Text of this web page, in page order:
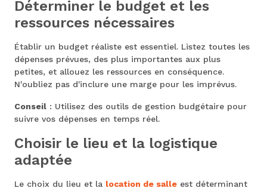
Déterminer le budget et les
ressources nécessaires
Établir un budget réaliste est essentiel. Listez toutes les
dépenses prévues, des plus importantes aux plus
petites, et allouez les ressources en conséquence.
N'oubliez pas d'inclure une marge pour les imprévus.
Conseil : Utilisez des outils de gestion budgétaire pour
suivre vos dépenses en temps réel.
Choisir le lieu et la logistique
adaptée
Le choix du lieu et la location de salle est déterminant